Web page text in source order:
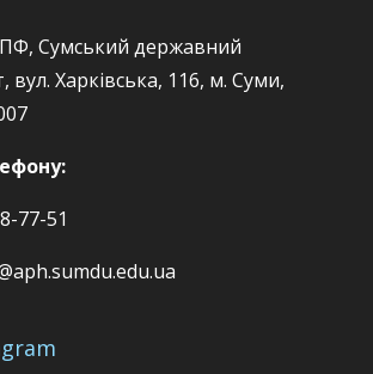
Сумський державний
вул. Харківська, 116, м. Суми,
77-51